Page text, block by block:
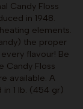
Candy Floss
in 1948.
elements.
the proper
flavour! Be
Candy Floss
available. A
1 lb. (454 gr)